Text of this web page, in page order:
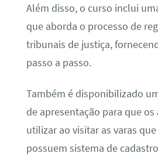
Além disso, o curso inclui
que aborda o processo de
tribunais de justiça,
passo a passo.
Também é disponibilizado
de apresentação para que
utilizar ao visitar as varas
possuem sistema de